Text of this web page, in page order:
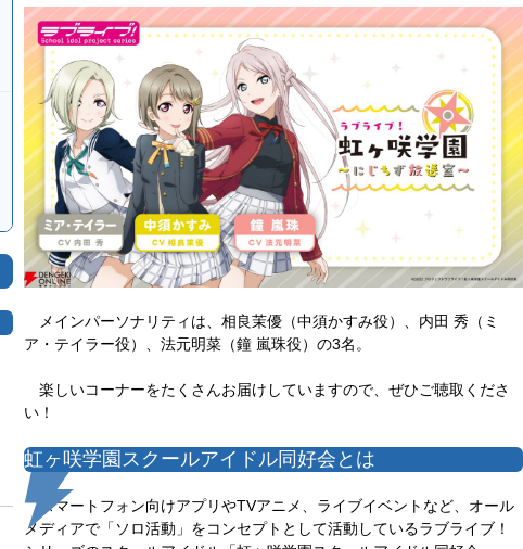
メインパーソナリティは、相良茉優（中須かすみ役）、内田 秀（ミ
ア・テイラー役）、法元明菜（鐘 嵐珠役）の3名。
楽しいコーナーをたくさんお届けしていますので、ぜひご聴取くださ
い！
虹ヶ咲学園スクールアイドル同好会とは
スマートフォン向けアプリやTVアニメ、ライブイベントなど、オール
メディアで「ソロ活動」をコンセプトとして活動しているラブライブ！